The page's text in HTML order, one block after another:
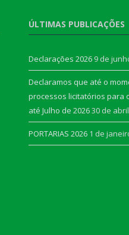
ÚLTIMAS PUBLICAÇÕES
Declarações 2026 9 de
Declaramos que até o
processos licitatórios para
até Julho de 202630 de
PORTARIAS 2026 1 de